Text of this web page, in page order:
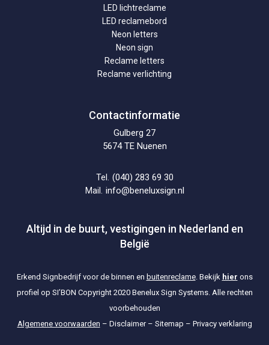
LED lichtreclame
LED reclamebord
Neon letters
Neon sign
Reclame letters
Reclame verlichting
Contactinformatie
Gulberg 27
5674 TE Nuenen
Tel. (040) 283 69 30
Mail. info@beneluxsign.nl
Altijd in de buurt, vestigingen in Nederland en
België
Erkend Signbedrijf voor de binnen en buitenreclame. Bekijk hier ons
profiel op SI’BON Copyright 2020 Benelux Sign Systems. Alle rechten
voorbehouden
Algemene voorwaarden – Disclaimer– Sitemap – Privacy verklaring